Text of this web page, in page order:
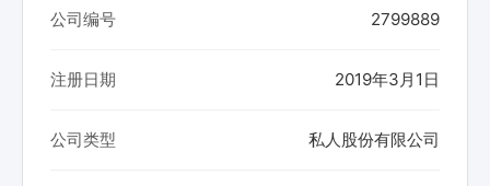
公司编号 2799889
注册日期 2019年3月1日
公司类型 私人股份有限公司